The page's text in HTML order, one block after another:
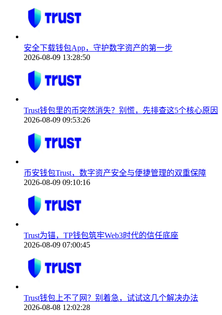
安全下载钱包App，守护数字资产的第一步
2026-08-09 13:28:50
Trust钱包里的币突然消失？别慌，先排查这5个核心原因
2026-08-09 09:53:26
币安钱包Trust，数字资产安全与便捷管理的双重保障
2026-08-09 09:10:16
Trust为锚，TP钱包筑牢Web3时代的信任底座
2026-08-09 07:00:45
Trust钱包上不了网？别着急，试试这几个解决办法
2026-08-08 12:02:28